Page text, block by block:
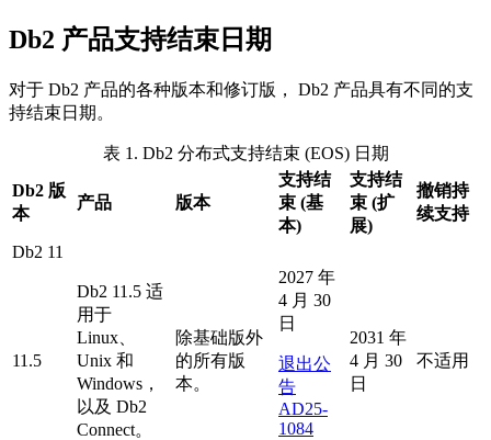
Db2 产品支持结束日期
对于 Db2 产品的各种版本和修订版， Db2 产品具有不同的支
持结束日期。
表 1. Db2 分布式支持结束 (EOS) 日期
Db2 版
本
产品 版本
支持结
束 (基
本)
支持结
束 (扩
展)
撤销持
续支持
Db2 11
11.5
Db2 11.5 适
用于
Linux、
Unix 和
Windows，
以及 Db2
Connect。
除基础版外
的所有版
本。
2027 年
4 月 30
日
退出公
告
AD25-
1084
2031 年
4 月 30
日
不适用